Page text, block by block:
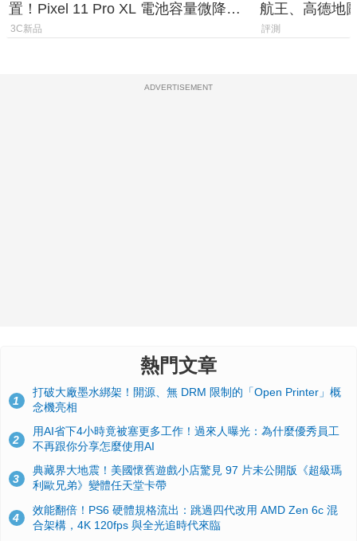
置！Pixel 11 Pro XL 電池容量微降
1.6%
3C新品
航王、高德地
測懶人包
評測
ADVERTISEMENT
熱門文章
1
打破大廠墨水綁架！開源、無 DRM 限制的「Open Printer」概
念機亮相
2
用AI省下4小時竟被塞更多工作！過來人曝光：為什麼優秀員工
不再跟你分享怎麼使用AI
3
典藏界大地震！美國懷舊遊戲小店驚見 97 片未公開版《超級瑪
利歐兄弟》變體任天堂卡帶
4
效能翻倍！PS6 硬體規格流出：跳過四代改用 AMD Zen 6c 混
合架構，4K 120fps 與全光追時代來臨